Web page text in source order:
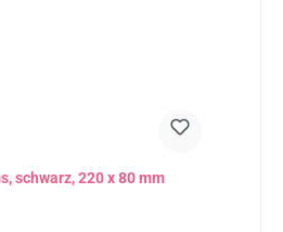
schwarz, 220 x 80 mm